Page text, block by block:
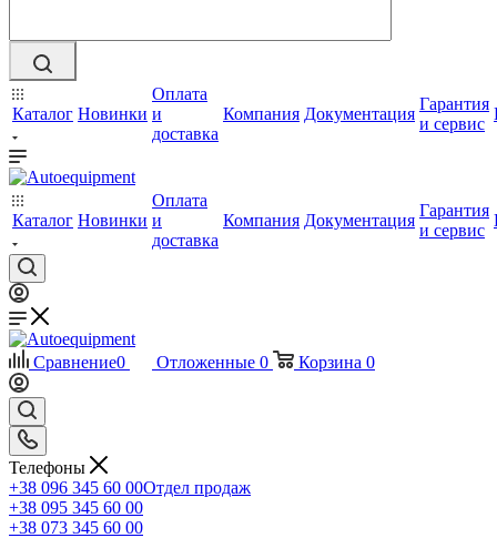
Каталог Новинки
Оплата
и
доставка
Компания Документация
Гарантия
и сервис
Каталог Новинки
Оплата
и
доставка
Компания Документация
Гарантия
и сервис
Сравнение0 Отложенные 0 Корзина 0
Телефоны
+38 096 345 60 00Отдел продаж
+38 095 345 60 00
+38 073 345 60 00